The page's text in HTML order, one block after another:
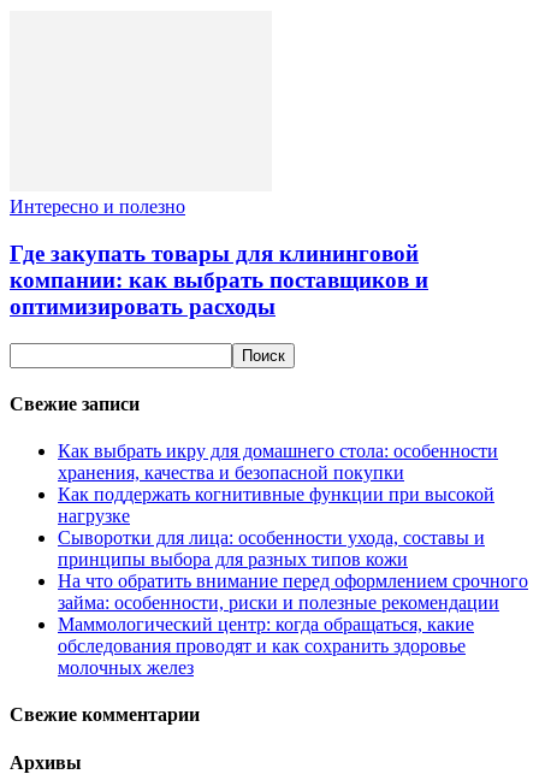
Интересно и полезно
Где закупать товары для клининговой
компании: как выбрать поставщиков и
оптимизировать расходы
Свежие записи
Как выбрать икру для домашнего стола: особенности
хранения, качества и безопасной покупки
Как поддержать когнитивные функции при высокой
нагрузке
Сыворотки для лица: особенности ухода, составы и
принципы выбора для разных типов кожи
На что обратить внимание перед оформлением срочного
займа: особенности, риски и полезные рекомендации
Маммологический центр: когда обращаться, какие
обследования проводят и как сохранить здоровье
молочных желез
Свежие комментарии
Архивы